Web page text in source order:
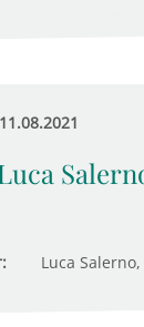
11.08.2021
Luca Salerno,